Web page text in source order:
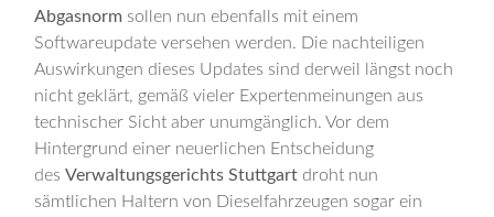
Abgasnorm sollen nun ebenfalls mit einem
Softwareupdate versehen werden. Die nachteiligen
Auswirkungen dieses Updates sind derweil längst noch
nicht geklärt, gemäß vieler Expertenmeinungen aus
technischer Sicht aber unumgänglich. Vor dem
Hintergrund einer neuerlichen Entscheidung
desVerwaltungsgerichts Stuttgart droht nun
sämtlichen Haltern von Dieselfahrzeugen sogar ein